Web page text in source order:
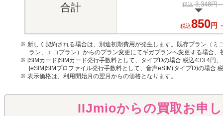
合計 税込3,348円
税込850円
※ 新しく契約される場合は、別途初期費用が発生します。既存プラン（
ラン、エコプラン）からのプラン変更にてギガプランへ変更する場合、
※ [SIMカード]SIMカード発行手数料として、タイプDの場合 税込433.4円
[eSIM]SIMプロファイル発行手数料として、音声eSIM(タイプD)の場合
※ 表示価格は、利用開始月の翌月からの価格となります。
IIJmioからの買取お申